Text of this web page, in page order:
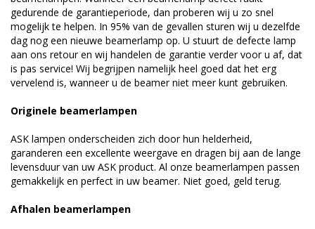
gedurende de garantieperiode, dan proberen wij u zo snel
mogelijk te helpen. In 95% van de gevallen sturen wij u dezelfde
dag nog een nieuwe beamerlamp op. U stuurt de defecte lamp
aan ons retour en wij handelen de garantie verder voor u af, dat
is pas service! Wij begrijpen namelijk heel goed dat het erg
vervelend is, wanneer u de beamer niet meer kunt gebruiken.
Originele beamerlampen
ASK lampen onderscheiden zich door hun helderheid,
garanderen een excellente weergave en dragen bij aan de lange
levensduur van uw ASK product. Al onze beamerlampen passen
gemakkelijk en perfect in uw beamer. Niet goed, geld terug.
Afhalen beamerlampen